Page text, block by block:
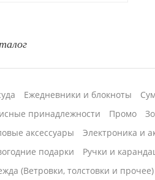
Ежедневники и блокноты
принадлежности
Промо
аксессуары
Электроника и
подарки
Ручки и
(Ветровки, толстовки и прочее)